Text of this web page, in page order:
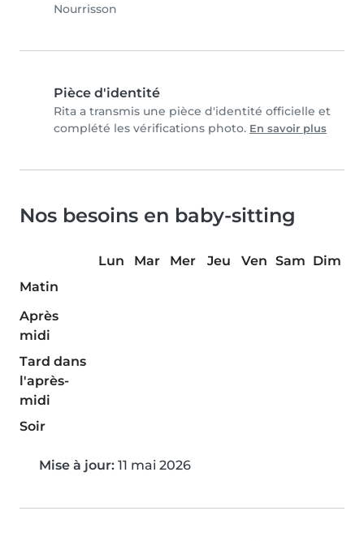
Nourrisson
Pièce d'identité
Rita a transmis une pièce d'identité officielle et
complété les vérifications photo. En savoir plus
Nos besoins en baby-sitting
Lun Mar Mer Jeu Ven Sam Dim
Matin
Après
midi
Tard dans
l'après-
midi
Soir
Mise à jour: 11 mai 2026